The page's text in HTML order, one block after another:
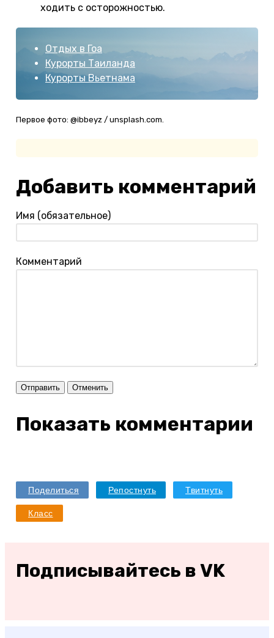
ходить с осторожностью.
Отдых в Гоа
Курорты Таиланда
Курорты Вьетнама
Первое фото: @ibbeyz / unsplash.com.
Добавить комментарий
Имя (обязательное)
Комментарий
Отправить Отменить
Показать комментарии
Поделиться Репостнуть Твитнуть
Класс
Подписывайтесь в VK